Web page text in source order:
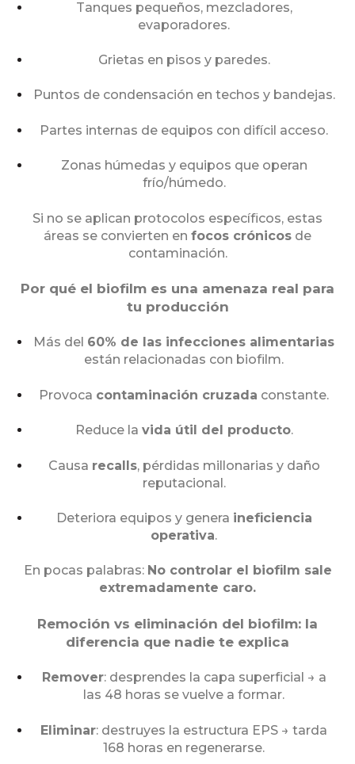
Tanques pequeños, mezcladores,
evaporadores.
Grietas en pisos y paredes.
Puntos de condensación en techos y bandejas.
Partes internas de equipos con difícil acceso.
Zonas húmedas y equipos que operan
frío/húmedo.
Si no se aplican protocolos específicos, estas
áreas se convierten en focos crónicos de
contaminación.
Por qué el biofilm es una amenaza real para
tu producción
Más del 60% de las infecciones alimentarias
están relacionadas con biofilm.
Provoca contaminación cruzada constante.
Reduce la vida útil del producto.
Causa recalls, pérdidas millonarias y daño
reputacional.
Deteriora equipos y genera ineficiencia
operativa.
En pocas palabras: No controlar el biofilm sale
extremadamente caro.
Remoción vs eliminación del biofilm: la
diferencia que nadie te explica
Remover: desprendes la capa superficial → a
las 48 horas se vuelve a formar.
Eliminar: destruyes la estructura EPS → tarda
168 horas en regenerarse.